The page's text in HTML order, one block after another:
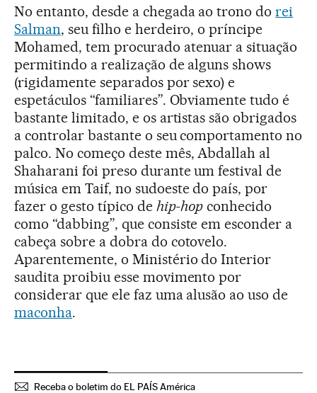
No entanto, desde a chegada ao trono dorei
Salman, seu filho e herdeiro, o príncipe
Mohamed, tem procurado atenuar a situação
permitindo a realização de alguns shows
(rigidamente separados por sexo) e
espetáculos “familiares”. Obviamente tudo é
bastante limitado, e os artistas são obrigados
a controlar bastante o seu comportamento no
palco. No começo deste mês, Abdallah al
Shaharani foi preso durante um festival de
música em Taif, no sudoeste do país, por
fazer o gesto típico de hip-hop conhecido
como “dabbing”, que consiste em esconder a
cabeça sobre a dobra do cotovelo.
Aparentemente, o Ministério do Interior
saudita proibiu esse movimento por
considerar que ele faz uma alusão ao uso de
maconha.
Receba o boletim do EL PAÍS América